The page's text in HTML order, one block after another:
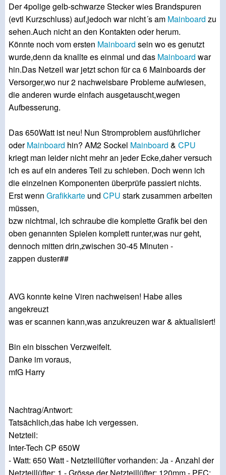
Der 4polige gelb-schwarze Stecker wies Brandspuren
(evtl Kurzschluss) auf,jedoch war nicht´s am Mainboard zu
sehen.Auch nicht an den Kontakten oder herum.
Könnte noch vom ersten Mainboard sein wo es genutzt
wurde,denn da knallte es einmal und das Mainboard war
hin.Das Netzeil war jetzt schon für ca 6 Mainboards der
Versorger,wo nur 2 nachweisbare Probleme aufwiesen,
die anderen wurde einfach ausgetauscht,wegen
Aufbesserung.
Das 650Watt ist neu! Nun Stromproblem ausführlicher
oderMainboard hin? AM2 Sockel Mainboard & CPU
kriegt man leider nicht mehr an jeder Ecke,daher versuch
ich es auf ein anderes Teil zu schieben. Doch wenn ich
die einzelnen Komponenten überprüfe passiert nichts.
Erst wenn Grafikkarte und CPU stark zusammen arbeiten
müssen,
bzw nichtmal, ich schraube die komplette Grafik bei den
oben genannten Spielen komplett runter,was nur geht,
dennoch mitten drin,zwischen 30-45 Minuten -
zappen duster##
AVG konnte keine Viren nachweisen! Habe alles
angekreuzt
was er scannen kann,was anzukreuzen war & aktualisiert!
Bin ein bisschen Verzweifelt.
Danke im voraus,
mfG Harry
Nachtrag/Antwort:
Tatsächlich,das habe ich vergessen.
Netzteil:
Inter-Tech CP 650W
- Watt: 650 Watt - Netzteillüfter vorhanden: Ja - Anzahl der